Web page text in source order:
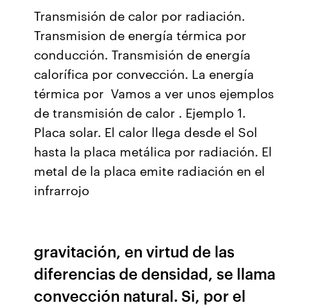
Transmisión de calor por radiación.
Transmision de energía térmica por
conducción. Transmisión de energía
calorífica por convección. La energía
térmica por Vamos a ver unos ejemplos
de transmisión de calor . Ejemplo 1.
Placa solar. El calor llega desde el Sol
hasta la placa metálica por radiación. El
metal de la placa emite radiación en el
infrarrojo
gravitación, en virtud de las
diferencias de densidad, se llama
convección natural. Si, por el